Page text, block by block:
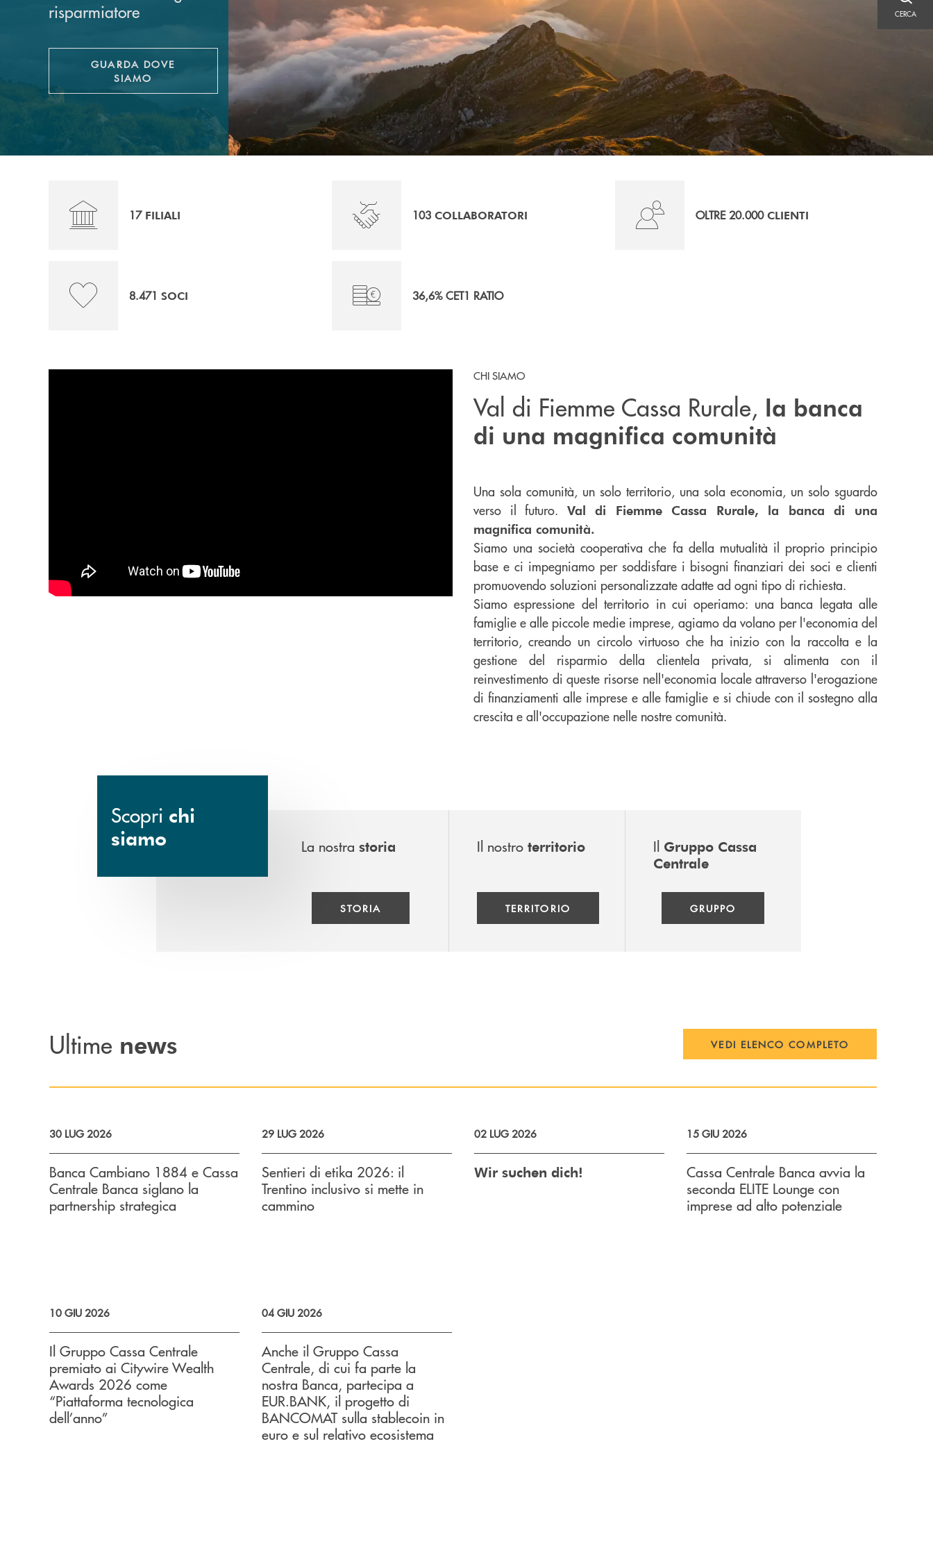
CERCA
risparmiatore
GUARDA DOVE
SIAMOAPRE UNA NUOVA FINESTRA
17 FILIALI 103 COLLABORATORI OLTRE 20.000CLIENTI
8.471 SOCI 36,6% CET1 RATIO
CHI SIAMO
Val di Fiemme Cassa Rurale, la banca
di una magnifica comunità
Una sola comunità, un solo territorio, una sola economia, un solo sguardo
verso il futuro. Val di Fiemme Cassa Rurale, la banca di una
magnifica comunità.
Siamo una società cooperativa che fa della mutualità il proprio principio
base e ci impegniamo per soddisfare i bisogni finanziari dei soci e clienti
promuovendo soluzioni personalizzate adatte ad ogni tipo di richiesta.
Siamo espressione del territorio in cui operiamo: una banca legata alle
famiglie e alle piccole medie imprese, agiamo da volano per l'economia del
territorio, creando un circolo virtuoso che ha inizio con la raccolta e la
gestione del risparmio della clientela privata, si alimenta con il
reinvestimento di queste risorse nell'economia locale attraverso l'erogazione
di finanziamenti alle imprese e alle famiglie e si chiude con il sostegno alla
crescita e all'occupazione nelle nostre comunità.
Scopri chi
siamo
La nostra storia
STORIA
Il nostro territorio
TERRITORIO
Il Gruppo Cassa
Centrale
GRUPPO
Ultime news VEDI ELENCO COMPLETO
30 LUG 2026
Banca Cambiano 1884 e Cassa
Centrale Banca siglano la
partnership strategica
29 LUG 2026
Sentieri di etika 2026: il
Trentino inclusivo si mette in
cammino
02 LUG 2026
Wir suchen dich!
15 GIU 2026
Cassa Centrale Banca avvia la
seconda ELITE Lounge con
imprese ad alto potenziale
10 GIU 2026
Il Gruppo Cassa Centrale
premiato ai Citywire Wealth
Awards 2026 come
“Piattaforma tecnologica
dell’anno”
04 GIU 2026
Anche il Gruppo Cassa
Centrale, di cui fa parte la
nostra Banca, partecipa a
EUR.BANK, il progetto di
BANCOMAT sulla stablecoin in
euro e sul relativo ecosistema